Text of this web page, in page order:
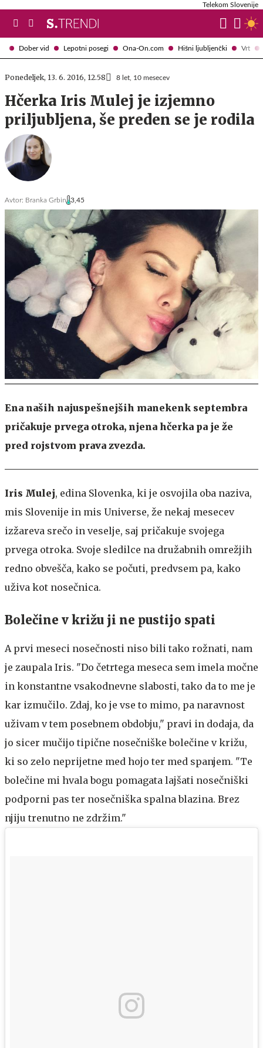
Dober vid Lepotni posegi Ona-On.com Hišni ljubljenčki Vrt
Telekom Slovenije
Ponedeljek, 13. 6. 2016, 12.58 8 let, 10 mesecev
Hčerka Iris Mulej je izjemno
priljubljena, še preden se je rodila
Avtor: Branka Grbin 3,45
Ena naših najuspešnejših manekenk septembra
pričakuje prvega otroka, njena hčerka pa je že
pred rojstvom prava zvezda.
Iris Mulej, edina Slovenka, ki je osvojila oba naziva,
mis Slovenije in mis Universe, že nekaj mesecev
izžareva srečo in veselje, saj pričakuje svojega
prvega otroka. Svoje sledilce na družabnih omrežjih
redno obvešča, kako se počuti, predvsem pa, kako
uživa kot nosečnica.
Bolečine v križu ji ne pustijo spati
A prvi meseci nosečnosti niso bili tako rožnati, nam
je zaupala Iris. "Do četrtega meseca sem imela močne
in konstantne vsakodnevne slabosti, tako da to me je
kar izmučilo. Zdaj, ko je vse to mimo, pa naravnost
uživam v tem posebnem obdobju," pravi in dodaja, da
jo sicer mučijo tipične nosečniške bolečine v križu,
ki so zelo neprijetne med hojo ter med spanjem. "Te
bolečine mi hvala bogu pomagata lajšati nosečniški
podporni pas ter nosečniška spalna blazina. Brez
njiju trenutno ne zdržim."